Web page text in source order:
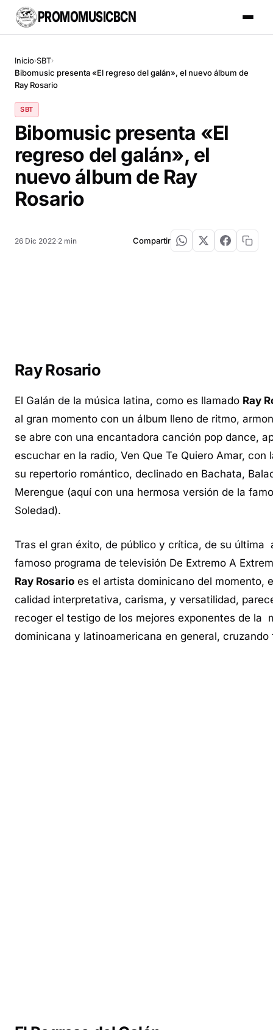
PROMOMUSICBCN
Inicio›SBT›
Bibomusic presenta «El regreso del galán», el nuevo álbum de
Ray Rosario
SBT
Bibomusic presenta «El
regreso del galán», el
nuevo álbum de Ray
Rosario
26 Dic 2022·2 min Compartir
Ray Rosario
El Galán de la música latina, como es llamado Ray
al gran momento con un álbum lleno de ritmo,
se abre con una encantadora canción pop dance,
escuchar en la radio, Ven Que Te Quiero Amar, con
su repertorio romántico, declinado en Bachata,
Merengue (aquí con una hermosa versión de la
Soledad).
Tras el gran éxito, de público y crítica, de su última
famoso programa de televisión De Extremo A
Ray Rosario es el artista dominicano del momento,
calidad interpretativa, carisma, y versatilidad,
recoger el testigo de los mejores exponentes de la
dominicana y latinoamericana en general, cruzando